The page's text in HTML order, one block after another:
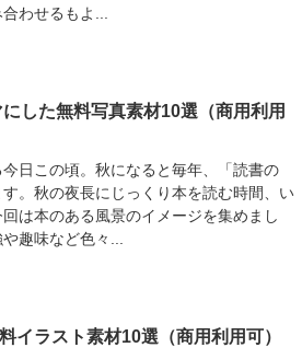
わせるもよ...
した無料写真素材10選（商用利用
日この頃。秋になると毎年、「読書の
。秋の夜長にじっくり本を読む時間、い
は本のある風景のイメージを集めまし
趣味など色々...
イラスト素材10選（商用利用可）